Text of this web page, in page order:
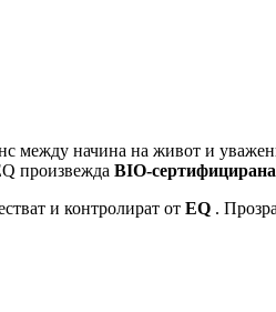
между начина на живот и
произвежда BIO-
и контролират от EQ .